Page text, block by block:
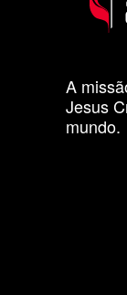
A
Jesus
mundo.